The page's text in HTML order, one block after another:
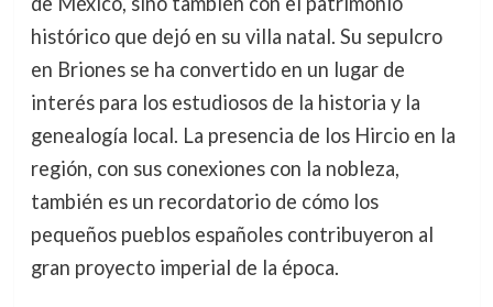
histórico que dejó en su villa natal. Su sepulcro
en Briones se ha convertido en un lugar de
interés para los estudiosos de la historia y la
genealogía local. La presencia de los Hircio en la
región, con sus conexiones con la nobleza,
también es un recordatorio de cómo los
pequeños pueblos españoles contribuyeron al
gran proyecto imperial de la época.